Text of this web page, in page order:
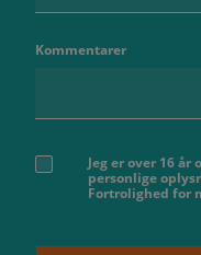
Kommentarer
Jeg er over 16
personlige
Fortrolighed for